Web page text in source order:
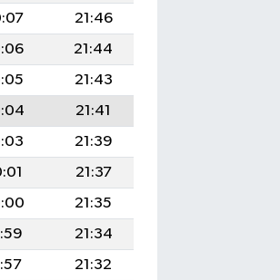
21:46
21:44
21:43
21:41
21:39
21:37
21:35
21:34
21:32